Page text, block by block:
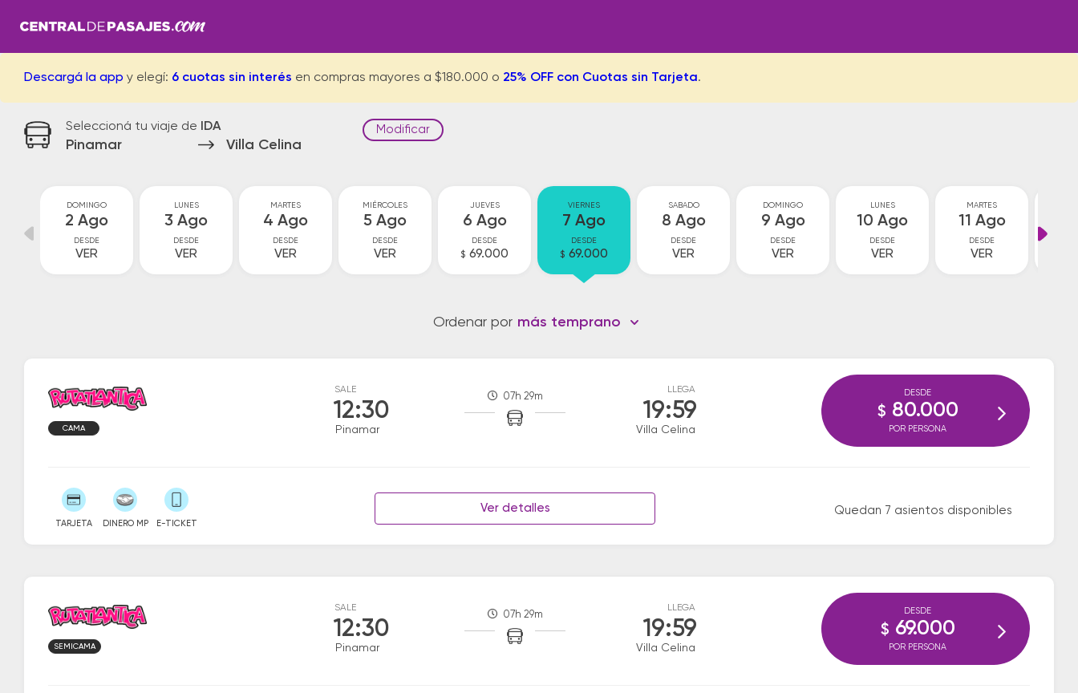
Descargá la app y elegí: 6 cuotas sin interés en compras mayores a $180.000 o 25% OFF con Cuotas sin Tarjeta.
Seleccioná tu viaje de IDA
Pinamar Villa Celina
Modificar
DOMINGO
2 Ago
DESDE
VER
LUNES
3 Ago
DESDE
VER
MARTES
4 Ago
DESDE
VER
MIÉRCOLES
5 Ago
DESDE
VER
JUEVES
6 Ago
DESDE
$ 69.000
VIERNES
7 Ago
DESDE
$ 69.000
SABADO
8 Ago
DESDE
VER
DOMINGO
9 Ago
DESDE
VER
LUNES
10 Ago
DESDE
VER
MARTES
11 Ago
DESDE
VER
Ordenar por más temprano
SALE
12:30
Pinamar
07h 29m
LLEGA
19:59
Villa Celina
CAMA
TARJETA DINERO MP E-TICKET
Ver detalles Quedan 7 asientos disponibles
DESDE
$ 80.000
POR PERSONA
SALE
12:30
Pinamar
07h 29m
LLEGA
19:59
Villa Celina
SEMICAMA
DESDE
$ 69.000
POR PERSONA